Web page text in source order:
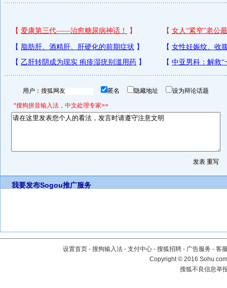
用户： 匿名 隐藏地址 设为辩论话题
*搜狗拼音输入法，中文处理专家>>
我要发布Sogou推广服务
设置首页 - 搜狗输入法 - 支付中心 - 搜狐招聘 - 广告服务 - 客
Copyright©2016
搜狐不良信息举